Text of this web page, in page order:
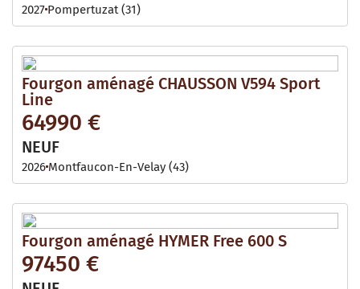
2027 Pompertuzat (31)
Fourgon aménagé CHAUSSON V594 Sport
Line
64990 €
NEUF
2026 Montfaucon-En-Velay (43)
Fourgon aménagé HYMER Free 600 S
97450 €